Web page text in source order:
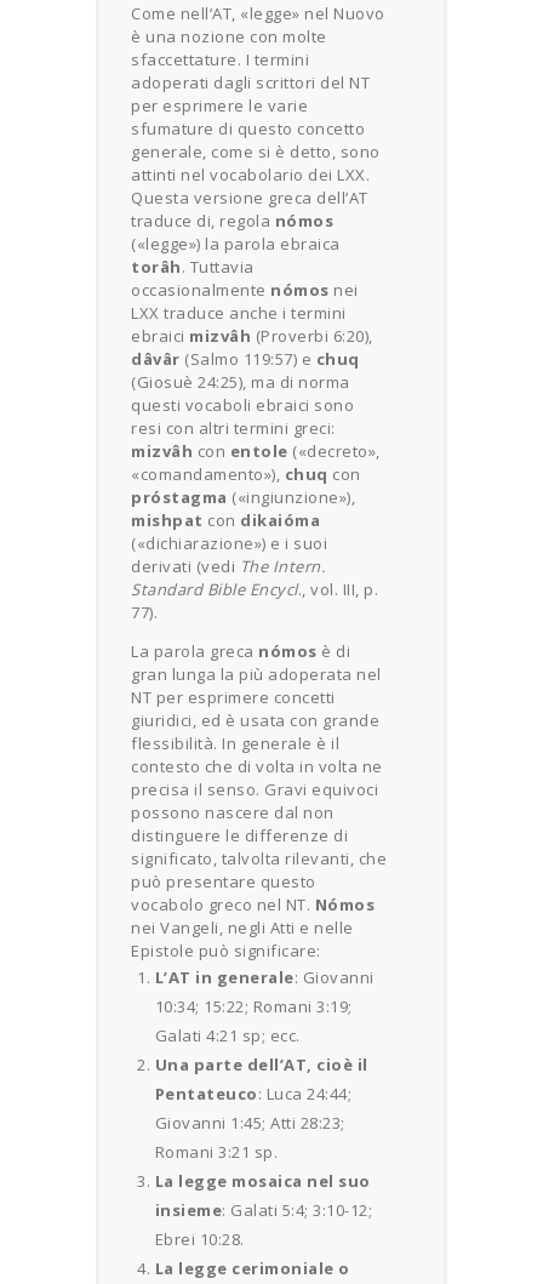
Come nell’AT, «legge» nel Nuovo
è una nozione con molte
sfaccettature. I termini
adoperati dagli scrittori del NT
per esprimere le varie
sfumature di questo concetto
generale, come si è detto, sono
attinti nel vocabolario dei LXX.
Questa versione greca dell’AT
traduce di, regola nómos
(«legge») la parola ebraica
torâh. Tuttavia
occasionalmente nómos nei
LXX traduce anche i termini
ebraici mizvâh (Proverbi 6:20),
dâvâr (Salmo 119:57) e chuq
(Giosuè 24:25), ma di norma
questi vocaboli ebraici sono
resi con altri termini greci:
mizvâh con entole («decreto»,
«comandamento»), chuq con
próstagma («ingiunzione»),
mishpat con dikaióma
(«dichiarazione») e i suoi
derivati (vedi The Intern.
Standard Bible Encycl., vol. III, p.
77).
La parola greca nómos è di
gran lunga la più adoperata nel
NT per esprimere concetti
giuridici, ed è usata con grande
flessibilità. In generale è il
contesto che di volta in volta ne
precisa il senso. Gravi equivoci
possono nascere dal non
distinguere le differenze di
significato, talvolta rilevanti, che
può presentare questo
vocabolo greco nel NT. Nómos
nei Vangeli, negli Atti e nelle
Epistole può significare:
L’AT in generale: Giovanni
10:34; 15:22; Romani 3:19;
Galati 4:21 sp; ecc.
Una parte dell’AT, cioè il
Pentateuco: Luca 24:44;
Giovanni 1:45; Atti 28:23;
Romani 3:21 sp.
La legge mosaica nel suo
insieme: Galati 5:4; 3:10-12;
Ebrei 10:28.
La legge cerimoniale o